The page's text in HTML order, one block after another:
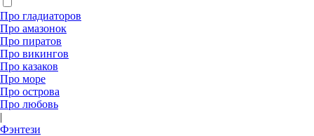
Про гладиаторов
Про амазонок
Про пиратов
Про викингов
Про казаков
Про море
Про острова
Про любовь
|
Фэнтези